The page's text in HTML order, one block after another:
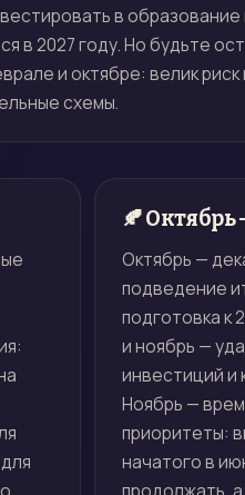
в образование
в 2027 году. Но будьте
и октябре: велик риск
схемы.
🍂
Октябрь —
подведение
подготовка к
и ноябрь —
инвестиций и
Ноябрь —
приоритеты:
начатого в